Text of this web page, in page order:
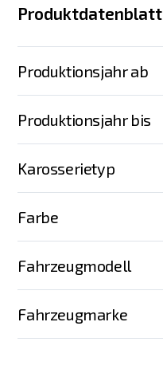
Produktdatenblatt
Produktionsjahr ab
Produktionsjahr bis
Karosserietyp
Farbe
Fahrzeugmodell
Fahrzeugmarke